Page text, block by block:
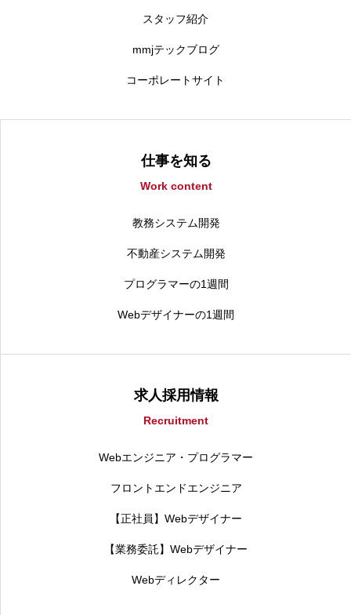
スタッフ紹介
mmjテックブログ
コーポレートサイト
仕事を知る
Work content
教務システム開発
不動産システム開発
プログラマーの1週間
Webデザイナーの1週間
求人採用情報
Recruitment
Webエンジニア・プログラマー
フロントエンドエンジニア
【正社員】Webデザイナー
【業務委託】Webデザイナー
Webディレクター